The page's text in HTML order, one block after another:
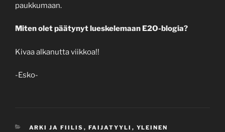
paukkumaan.
Miten olet päätynyt lueskelemaan E2O-blogia?
Kivaa alkanutta viikkoa!!
-Esko-
CATEGORIES
ARKI JA FIILIS , FAIJATYYLI , YLEINEN